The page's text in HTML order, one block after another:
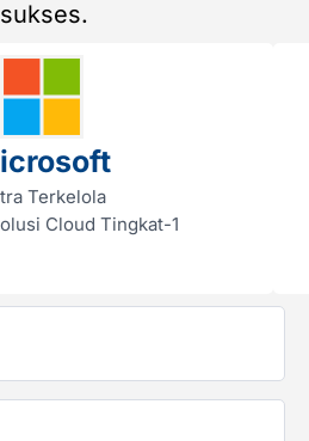
Terkelola
Cloud Tingkat-1